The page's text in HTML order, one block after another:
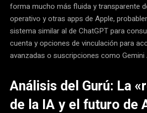
forma mucho más fluida y transparente
operativo y otras apps de Apple,
sistema similar al de ChatGPT para
cuenta y opciones de vinculación para
avanzadas o suscripciones como Gemini
Análisis del Gurú: La
de la IA y el futuro de